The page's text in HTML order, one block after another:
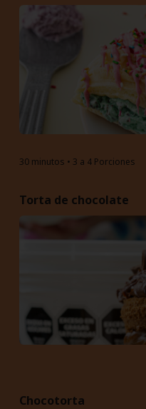
30 minutos • 3 a 4 Porciones
Torta de chocolate
Chocotorta